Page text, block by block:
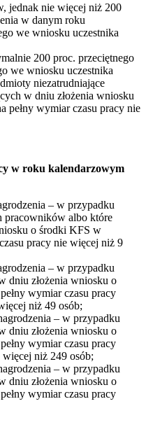
jednak nie więcej niż 200
w danym roku
we wniosku uczestnika
200 proc. przeciętnego
we wniosku uczestnika
niezatrudniające
w dniu złożenia wniosku
pełny wymiar czasu pracy nie
w roku kalendarzowym
– w przypadku
pracowników albo które
o środki KFS w
pracy nie więcej niż 9
– w przypadku
dniu złożenia wniosku o
wymiar czasu pracy
niż 49 osób;
– w przypadku
dniu złożenia wniosku o
wymiar czasu pracy
niż 249 osób;
– w przypadku
dniu złożenia wniosku o
wymiar czasu pracy